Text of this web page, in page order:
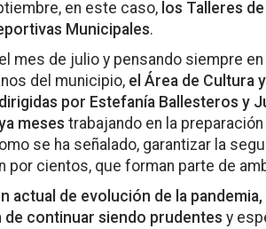
en este caso, los Talleres
Municipales.
mes de julio y pensando siempre
del municipio, el Área de Cultura
por Estefanía Ballesteros y
meses trabajando en la
se ha señalado, garantizar la
por cientos, que forman parte de
actual de evolución de la
de continuar siendo prudentes y